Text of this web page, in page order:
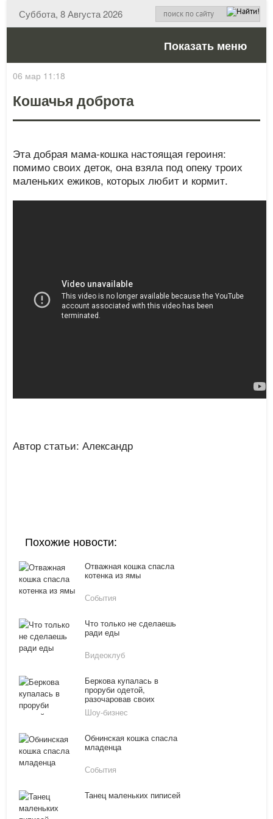
Суббота, 8 Августа 2026
Показать меню
06 мар 11:18
Кошачья доброта
Эта добрая мама-кошка настоящая героиня:
помимо своих деток, она взяла под опеку троих
маленьких ежиков, которых любит и кормит.
Автор статьи: Александр
Похожие новости:
Отважная кошка спасла
котенка из ямы
События
Что только не сделаешь
ради еды
Видеоклуб
Беркова купалась в
проруби одетой,
разочаровав своих
поклонников
Шоу-бизнес
Обнинская кошка спасла
младенца
События
Танец маленьких пиписей